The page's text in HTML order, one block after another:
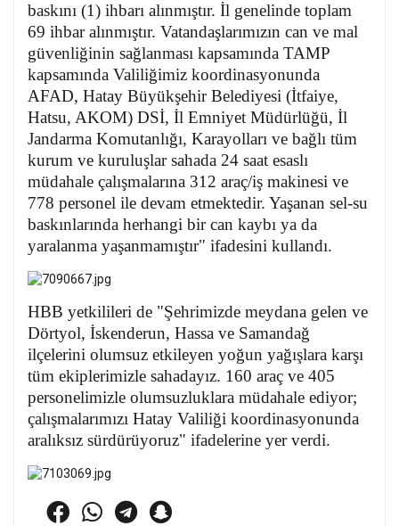
baskını (1) ihbarı alınmıştır. İl genelinde toplam
69 ihbar alınmıştır. Vatandaşlarımızın can ve mal
güvenliğinin sağlanması kapsamında TAMP
kapsamında Valiliğimiz koordinasyonunda
AFAD, Hatay Büyükşehir Belediyesi (İtfaiye,
Hatsu, AKOM) DSİ, İl Emniyet Müdürlüğü, İl
Jandarma Komutanlığı, Karayolları ve bağlı tüm
kurum ve kuruluşlar sahada 24 saat esaslı
müdahale çalışmalarına 312 araç/iş makinesi ve
778 personel ile devam etmektedir. Yaşanan sel-su
baskınlarında herhangi bir can kaybı ya da
yaralanma yaşanmamıştır" ifadesini kullandı.
HBB yetkilileri de "Şehrimizde meydana gelen ve
Dörtyol, İskenderun, Hassa ve Samandağ
ilçelerini olumsuz etkileyen yoğun yağışlara karşı
tüm ekiplerimizle sahadayız. 160 araç ve 405
personelimizle olumsuzluklara müdahale ediyor;
çalışmalarımızı Hatay Valiliği koordinasyonunda
aralıksız sürdürüyoruz" ifadelerine yer verdi.